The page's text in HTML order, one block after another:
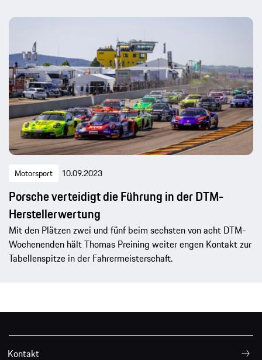
Motorsport 10.09.2023
Porsche verteidigt die Führung in der DTM-
Herstellerwertung
Mit den Plätzen zwei und fünf beim sechsten von acht DTM-
Wochenenden hält Thomas Preining weiter engen Kontakt zur
Tabellenspitze in der Fahrermeisterschaft.
Kontakt